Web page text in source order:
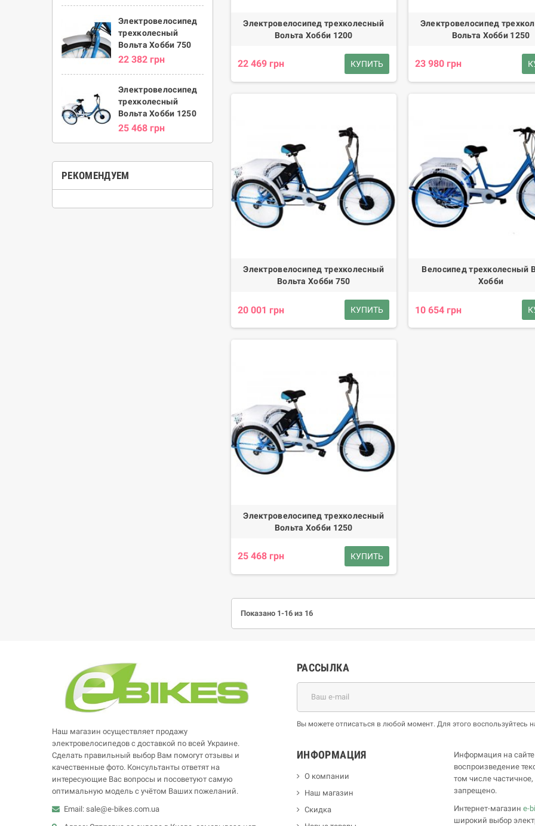
Электровелосипед
трехколесный
Вольта Хобби 750
22 382 грн
Электровелосипед
трехколесный
Вольта Хобби 1250
25 468 грн
РЕКОМЕНДУЕМ
Электровелосипед трехколесный
Вольта Хобби 1200
22 469 грн КУПИТЬ
Электровелосипед
Вольта Хобби 1250
23 980 грн
Электровелосипед трехколесный
Вольта Хобби 750
20 001 грн КУПИТЬ
Велосипед трехколесный
Хобби
10 654 грн
Электровелосипед трехколесный
Вольта Хобби 1250
25 468 грн КУПИТЬ
Показано 1-16 из 16
Наш магазин осуществляет продажу
электровелосипедов с доставкой по всей Украине.
Сделать правильный выбор Вам помогут отзывы и
качественные фото. Консультанты ответят на
интересующие Вас вопросы и посоветуют самую
оптимальную модель с учётом Ваших пожеланий.
Email: sale@e-bikes.com.ua
РАССЫЛКА
Вы можете отписаться в любой момент. Для этого
ИНФОРМАЦИЯ
О компании
Наш магазин
Скидка
Информация на
воспроизведение
том числе
запрещено.
Интернет-магазинe-
широкий выбор